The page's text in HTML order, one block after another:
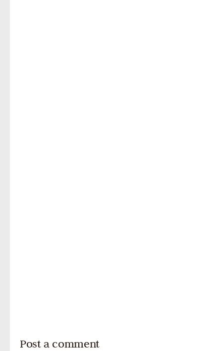
Post a comment